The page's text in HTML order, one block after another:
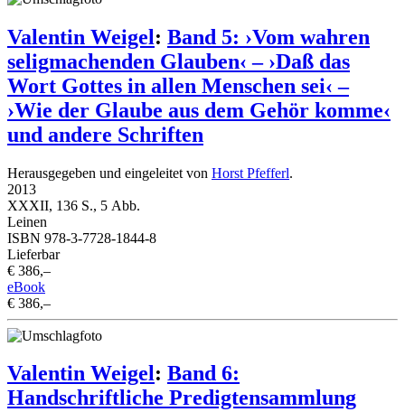
Valentin Weigel: Band 5: ›Vom wahren
seligmachenden Glauben‹ – ›Daß das
Wort Gottes in allen Menschen sei‹ –
›Wie der Glaube aus dem Gehör komme‹
und andere Schriften
Herausgegeben und eingeleitet von Horst Pfefferl.
2013
XXXII, 136 S., 5 Abb.
Leinen
ISBN 978-3-7728-1844-8
Lieferbar
€ 386,–
eBook
€ 386,–
Valentin Weigel: Band 6:
Handschriftliche Predigtensammlung